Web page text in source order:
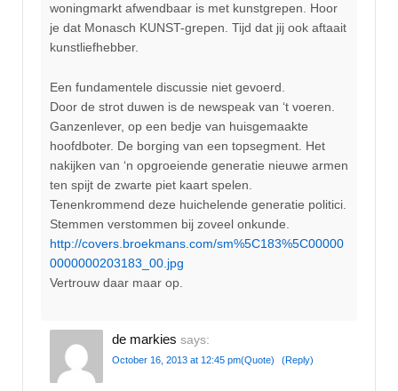
woningmarkt afwendbaar is met kunstgrepen. Hoor
je dat Monasch KUNST-grepen. Tijd dat jij ook aftaait
kunstliefhebber.
Een fundamentele discussie niet gevoerd.
Door de strot duwen is de newspeak van ‘t voeren.
Ganzenlever, op een bedje van huisgemaakte
hoofdboter. De borging van een topsegment. Het
nakijken van ‘n opgroeiende generatie nieuwe armen
ten spijt de zwarte piet kaart spelen.
Tenenkrommend deze huichelende generatie politici.
Stemmen verstommen bij zoveel onkunde.
http://covers.broekmans.com/sm%5C183%5C00000
0000000203183_00.jpg
Vertrouw daar maar op.
de markies says:
October 16, 2013 at 12:45 pm(Quote) (Reply)